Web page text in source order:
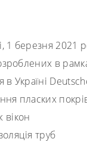
1 березня 2021
в
в Україні
пласких
вікон
труб